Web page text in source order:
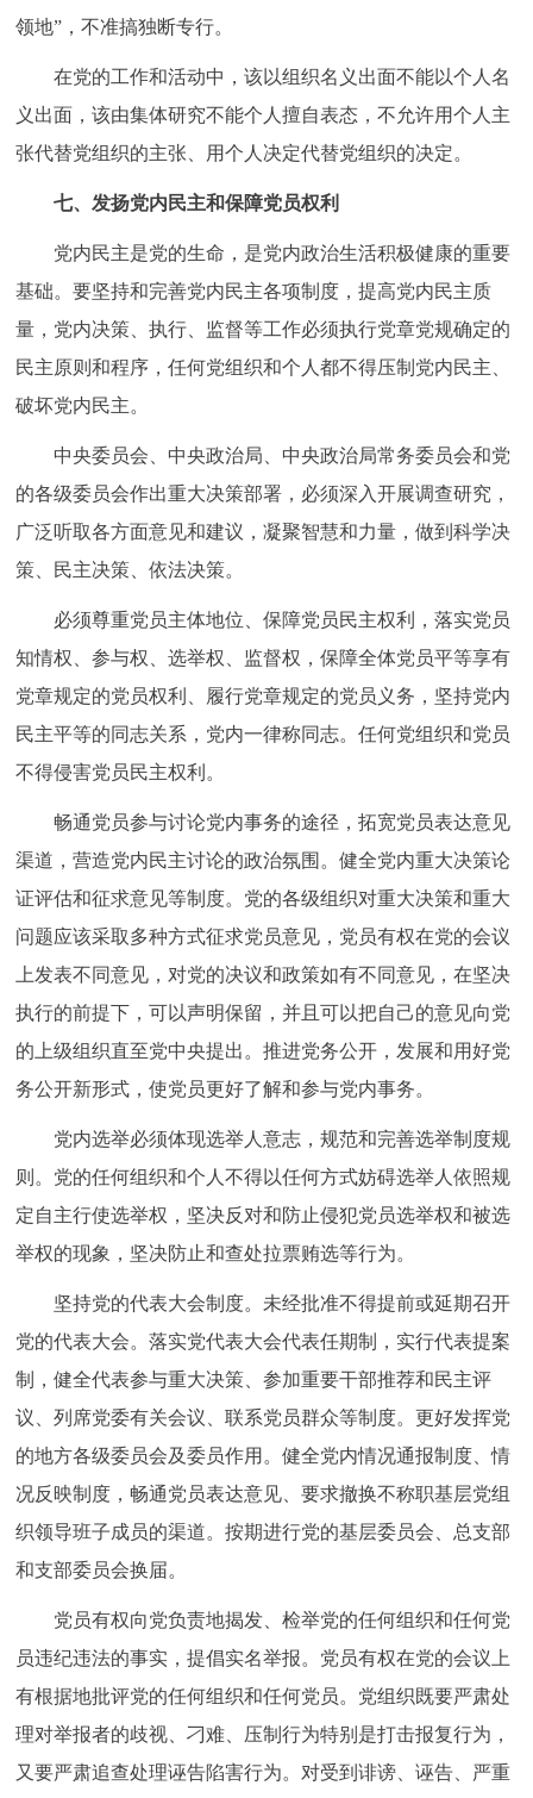
领地”，不准搞独断专行。
在党的工作和活动中，该以组织名义出面不能以个人名
义出面，该由集体研究不能个人擅自表态，不允许用个人主
张代替党组织的主张、用个人决定代替党组织的决定。
七、发扬党内民主和保障党员权利
党内民主是党的生命，是党内政治生活积极健康的重要
基础。要坚持和完善党内民主各项制度，提高党内民主质
量，党内决策、执行、监督等工作必须执行党章党规确定的
民主原则和程序，任何党组织和个人都不得压制党内民主、
破坏党内民主。
中央委员会、中央政治局、中央政治局常务委员会和党
的各级委员会作出重大决策部署，必须深入开展调查研究，
广泛听取各方面意见和建议，凝聚智慧和力量，做到科学决
策、民主决策、依法决策。
必须尊重党员主体地位、保障党员民主权利，落实党员
知情权、参与权、选举权、监督权，保障全体党员平等享有
党章规定的党员权利、履行党章规定的党员义务，坚持党内
民主平等的同志关系，党内一律称同志。任何党组织和党员
不得侵害党员民主权利。
畅通党员参与讨论党内事务的途径，拓宽党员表达意见
渠道，营造党内民主讨论的政治氛围。健全党内重大决策论
证评估和征求意见等制度。党的各级组织对重大决策和重大
问题应该采取多种方式征求党员意见，党员有权在党的会议
上发表不同意见，对党的决议和政策如有不同意见，在坚决
执行的前提下，可以声明保留，并且可以把自己的意见向党
的上级组织直至党中央提出。推进党务公开，发展和用好党
务公开新形式，使党员更好了解和参与党内事务。
党内选举必须体现选举人意志，规范和完善选举制度规
则。党的任何组织和个人不得以任何方式妨碍选举人依照规
定自主行使选举权，坚决反对和防止侵犯党员选举权和被选
举权的现象，坚决防止和查处拉票贿选等行为。
坚持党的代表大会制度。未经批准不得提前或延期召开
党的代表大会。落实党代表大会代表任期制，实行代表提案
制，健全代表参与重大决策、参加重要干部推荐和民主评
议、列席党委有关会议、联系党员群众等制度。更好发挥党
的地方各级委员会及委员作用。健全党内情况通报制度、情
况反映制度，畅通党员表达意见、要求撤换不称职基层党组
织领导班子成员的渠道。按期进行党的基层委员会、总支部
和支部委员会换届。
党员有权向党负责地揭发、检举党的任何组织和任何党
员违纪违法的事实，提倡实名举报。党员有权在党的会议上
有根据地批评党的任何组织和任何党员。党组织既要严肃处
理对举报者的歧视、刁难、压制行为特别是打击报复行为，
又要严肃追查处理诬告陷害行为。对受到诽谤、诬告、严重